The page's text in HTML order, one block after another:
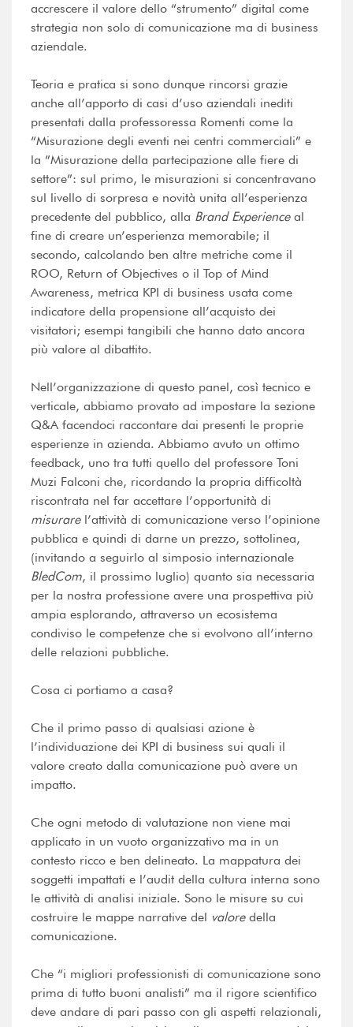
accrescere il valore dello “strumento” digital come
strategia non solo di comunicazione ma di business
aziendale.
Teoria e pratica si sono dunque rincorsi grazie
anche all’apporto di casi d’uso aziendali inediti
presentati dalla professoressa Romenti come la
“Misurazione degli eventi nei centri commerciali” e
la ”Misurazione della partecipazione alle fiere di
settore”: sul primo, le misurazioni si concentravano
sul livello di sorpresa e novità unita all’esperienza
precedente del pubblico, alla Brand Experienceal
fine di creare un’esperienza memorabile; il
secondo, calcolando ben altre metriche come il
ROO, Return of Objectives o il Top of Mind
Awareness, metrica KPI di business usata come
indicatore della propensione all’acquisto dei
visitatori; esempi tangibili che hanno dato ancora
più valore al dibattito.
Nell’organizzazione di questo panel, così tecnico e
verticale, abbiamo provato ad impostare la sezione
Q&A facendoci raccontare dai presenti le proprie
esperienze in azienda. Abbiamo avuto un ottimo
feedback, uno tra tutti quello del professore Toni
Muzi Falconi che, ricordando la propria difficoltà
riscontrata nel far accettare l’opportunità di
misurarel’attività di comunicazione verso l’opinione
pubblica e quindi di darne un prezzo, sottolinea,
(invitando a seguirlo al simposio internazionale
BledCom, il prossimo luglio) quanto sia necessaria
per la nostra professione avere una prospettiva più
ampia esplorando, attraverso un ecosistema
condiviso le competenze che si evolvono all’interno
delle relazioni pubbliche.
Cosa ci portiamo a casa?
Che il primo passo di qualsiasi azione è
l’individuazione dei KPI di business sui quali il
valore creato dalla comunicazione può avere un
impatto.
Che ogni metodo di valutazione non viene mai
applicato in un vuoto organizzativo ma in un
contesto ricco e ben delineato. La mappatura dei
soggetti impattati e l’audit della cultura interna sono
le attività di analisi iniziale. Sono le misure su cui
costruire le mappe narrative del valoredella
comunicazione.
Che “i migliori professionisti di comunicazione sono
prima di tutto buoni analisti” ma il rigore scientifico
deve andare di pari passo con gli aspetti relazionali,